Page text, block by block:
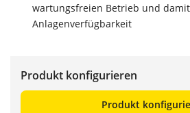
wartungsfreien Betrieb und
Anlagenverfügbarkeit
Produkt konfigurieren
Produkt